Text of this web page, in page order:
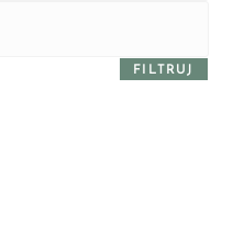
FILTRUJ